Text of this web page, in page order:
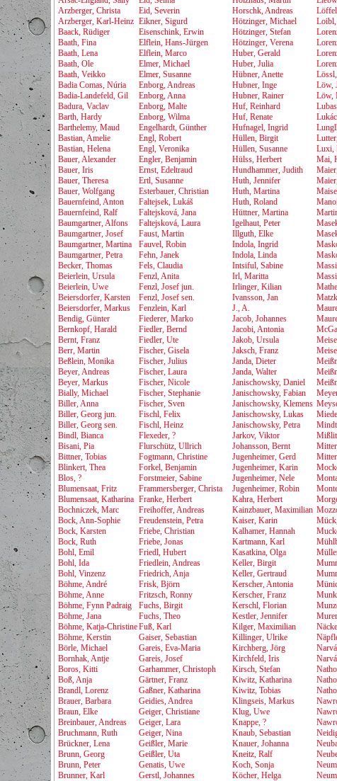
Arzberger, Christa
Arzberger, Karl-Heinz
Baack, Rüdiger
Baath, Fina
Baath, Lena
Baath, Ole
Baath, Veikko
Badia Comas, Núria
Badia-Landefeld, Gil
Badura, Vaclav
Barth, Hardy
Barthelemy, Maud
Bastian, Amelie
Bastian, Helena
Bauer, Alexander
Bauer, Iris
Bauer, Theresa
Bauer, Wolfgang
Bauernfeind, Anton
Bauernfeind, Ralf
Baumgartner, Alfons
Baumgartner, Josef
Baumgartner, Martina
Baumgartner, Petra
Becker, Thomas
Beierlein, Ursula
Beierlein, Uwe
Beiersdorfer, Karsten
Beiersdorfer, Markus
Bendig, Günter
Bernkopf, Harald
Bernt, Franz
Berr, Martin
Beßlein, Monika
Beyer, Andreas
Beyer, Markus
Bially, Michael
Biller, Anna
Biller, Georg jun.
Biller, Georg sen.
Bindl, Bianca
Bisani, Pia
Bittner, Tobias
Blinkert, Thea
Blos, ?
Blumensaat, Fritz
Blumensaat, Katharina
Bochniczek, Marc
Bock, Ann-Sophie
Bock, Karsten
Bock, Ruth
Bohl, Emil
Bohl, Ida
Bohl, Vinzenz
Böhme, André
Böhme, Anne
Böhme, Fynn Padraig
Böhme, Jana
Böhme, Katja-Christine
Böhme, Kerstin
Börle, Michael
Bornhak, Antje
Boros, Kitti
Boß, Anja
Brandl, Lorenz
Brauer, Barbara
Braun, Elke
Breinbauer, Andreas
Bruchmann, Ruth
Brückner, Lena
Brunn, Georg
Brunn, Peter
Brunner, Karl
Eid, Severin
Eikner, Sigurd
Eisenschink, Erwin
Elflein, Hans-Jürgen
Elflein, Marco
Elmer, Michael
Elmer, Susanne
Enborg, Andreas
Enborg, Anna
Enborg, Malte
Enborg, Wilma
Engelhardt, Günther
Engl, Robert
Engl, Veronika
Engler, Benjamin
Ernst, Edeltraud
Ertl, Susanne
Esterbauer, Christian
Faltejsek, Lukáš
Faltejsková, Jana
Faltejsková, Laura
Faust, Martin
Fauvel, Robin
Fehn, Janek
Fels, Claudia
Fenzl, Anita
Fenzl, Josef jun.
Fenzl, Josef sen.
Fenzlein, Karl
Fiederer, Marko
Fiedler, Bernd
Fiedler, Ute
Fischer, Gisela
Fischer, Julius
Fischer, Laura
Fischer, Nicole
Fischer, Stephanie
Fischer, Sven
Fischl, Felix
Fischl, Heinz
Flexeder, ?
Flurschütz, Ullrich
Fogtmann, Christine
Forkel, Benjamin
Forstmeier, Sabine
Frammersberger, Christa
Franke, Herbert
Freihoffer, Andreas
Freudenstein, Petra
Friebe, Christian
Friebe, Jonas
Friedl, Hubert
Friedlein, Andreas
Friedrich, Anja
Frisk, Björn
Fritzsch, Ronny
Fuchs, Birgit
Fuchs, Theo
Fuß, Karl
Gaiser, Sebastian
Gareis, Eva-Maria
Gareis, Josef
Garhammer, Christoph
Gärtner, Franz
Gaßner, Katharina
Geidies, Andrea
Geiger, Christiane
Geiger, Lara
Geiger, Nina
Geißler, Marie
Geißler, Uta
Genatis, Uwe
Gerstl, Johannes
Horschk, Andreas
Hötzinger, Michael
Hötzinger, Stefan
Hötzinger, Verena
Huber, Gerald
Huber, Julia
Hübner, Anette
Hubner, Inge
Hubner, Rainer
Huf, Reinhard
Huf, Renate
Hufnagel, Ingrid
Hüllen, Birgit
Hüllen, Susanne
Hülss, Herbert
Hundhammer, Judith
Huth, Jennifer
Huth, Martina
Huth, Roland
Hüttner, Martina
Igelhaut, Peter
Illguth, Elke
Indola, Ingrid
Indola, Linda
Intsiful, Sabine
Irl, Maritta
Irlinger, Kilian
Ivansson, Jan
J., A.
Jacob, Johannes
Jacobi, Antonia
Jakob, Ursula
Jaksch, Franz
Janda, Dieter
Janda, Walter
Janischowsky, Daniel
Janischowsky, Fabian
Janischowsky, Klemens
Janischowsky, Lukas
Janischowsky, Petra
Jarkov, Viktor
Johansson, Bernt
Jugenheimer, Gerd
Jugenheimer, Karin
Jugenheimer, Nele
Jugenheimer, Robin
Kahra, Herbert
Kainzbauer, Maximilian
Kaiser, Karin
Kalhamer, Hannah
Kartmann, Karl
Kasatkina, Olga
Keller, Birgit
Keller, Gertraud
Kerscher, Antonia
Kerscher, Franz
Kerschl, Florian
Kestler, Jennifer
Kilger, Maximilian
Killinger, Ulrike
Kirchberg, Jörg
Kirchfeld, Iris
Kirsch, Stefan
Kiwitz, Katharina
Kiwitz, Tobias
Klingseis, Markus
Klug, Uwe
Knappe, ?
Knaub, Sebastian
Knauer, Johanna
Kneitz, Ralf
Koch, Sonja
Köcher, Helga
Löw,
Löw,
Luxi,
Mai,